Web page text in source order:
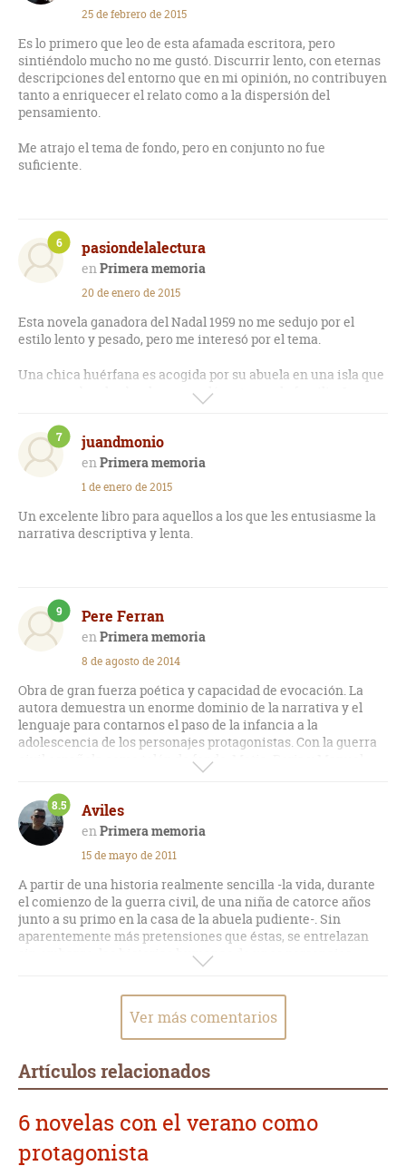
de los pechos de los adultos.
Tiempos de incertidumbre en los que nada es del todo
concreto, ni fidedigno ni sincero.
Sus páginas están cargadas de un gran calado poético.
25 de febrero de 2015
Es lo primero que leo de esta afamada escritora, pero
sintiéndolo mucho no me gustó. Discurrir lento, con eternas
descripciones del entorno que en mi opinión, no contribuyen
tanto a enriquecer el relato como a la dispersión del
pensamiento.
Me atrajo el tema de fondo, pero en conjunto no fue
suficiente.
pasiondelalectura
Primera memoria
6
20 de enero de 2015
Esta novela ganadora del Nadal 1959 no me sedujo por el
estilo lento y pesado, pero me interesó por el tema.
Una chica huérfana es acogida por su abuela en una isla que
no se nombra, la abuela es una déspota con la familia. La
muchacha compartirá un verano durante la segunda guerra
mundial con familiares y un primo de su edad, malvado y
vicioso. A los ojos de la abuela ésto merece de mandarlos a
ambos a un internado.
El relato es interesante porque resalta muy bien la época de
indecisión y de flotamiento que rodea a la post adolescencia,
con los grandes cambios y los rumbos que tomará la vida a
juandmonio
Primera memoria
7
1 de enero de 2015
Un excelente libro para aquellos a los que les entusiasme la
narrativa descriptiva y lenta.
Pere Ferran
Primera memoria
9
8 de agosto de 2014
Obra de gran fuerza poética y capacidad de evocación. La
autora demuestra un enorme dominio de la narrativa y el
lenguaje para contarnos el paso de la infancia a la
adolescencia de los personajes protagonistas. Con la guerra
civil española como telón de fondo, Matia, Borja y Manuel,
representan las diversas formas de entender la realidad que
representó para los españoles el conflicto armado y sus
consecuencias. Es esta la primera de una trilogía compuesta
por "Los soldados lloran de noche" y "La Trampa". Es, con toda
probabilidad, una obra autobiográfica ya que la autora tenía
una edad y un entorno familiar parecido al de la protagonista
cuando estalló la guerra civil española.
Aviles
Primera memoria
8.5
15 de mayo de 2011
A partir de una historia realmente sencilla -la vida, durante
el comienzo de la guerra civil, de una niña de catorce años
junto a su primo en la casa de la abuela pudiente-. Sin
aparentemente más pretensiones que éstas, se entrelazan
sin embargo, las historias humanas de unos personajes
llenos siempre de pesimismo, lleno el paisaje, llena la luz de
no¡¡¡, pleno de pesimismo. Buenísima obra de Ana María
Matute. Recomendable su lectura sin ninguna duda.
¡¡¡Que la disfrutéis¡¡¡
Ver más comentarios
Artículos relacionados
6 novelas con el verano como
protagonista